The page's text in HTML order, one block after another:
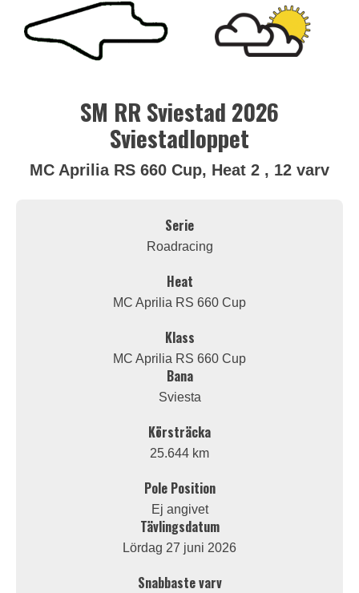
SM RR Sviestad 2026
Sviestadloppet
MC Aprilia RS 660 Cup, Heat 2 , 12 varv
Serie
Roadracing
Heat
MC Aprilia RS 660 Cup
Klass
MC Aprilia RS 660 Cup
Bana
Sviesta
Körsträcka
25.644 km
Pole Position
Ej angivet
Tävlingsdatum
Lördag 27 juni 2026
Snabbaste varv